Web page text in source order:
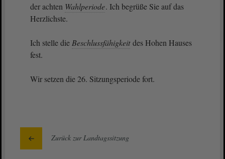
der achten Wahlperiode. Ich begrüße Sie auf das
Herzlichste.
Ich stelle die Beschlussfähigkeit des Hohen Hauses
fest.
Wir setzen die 26. Sitzungsperiode fort.
Zurück zur Landtagssitzung